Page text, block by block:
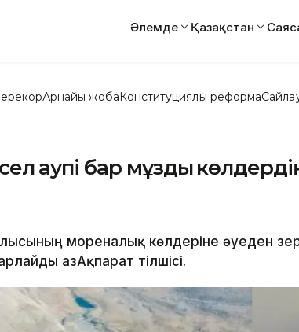
Әлемде Қазақстан
Арнайы жобаКонституциялық реформа
қаупі бар мұздық
мореналық көлдеріне әуеден
ҚазАқпарат тілшісі.